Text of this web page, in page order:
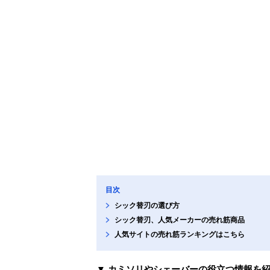
目次
シック替刃の選び方
シック替刃、人気メーカーの売れ筋商品
人気サイトの売れ筋ランキングはこちら